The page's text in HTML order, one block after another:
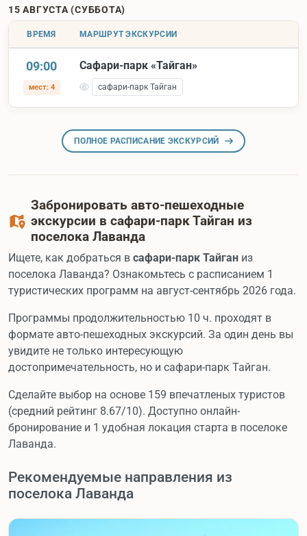
15 АВГУСТА (СУББОТА)
ВРЕМЯ МАРШРУТ ЭКСКУРСИИ
09:00
мест: 4
Сафари-парк «Тайган»
сафари-парк Тайган
ПОЛНОЕ РАСПИСАНИЕ ЭКСКУРСИЙ
Забронировать авто-пешеходные
экскурсии в сафари-парк Тайган из
поселока Лаванда
Ищете, как добраться в сафари-парк Тайган из
поселока Лаванда? Ознакомьтесь с расписанием 1
туристических программ на август-сентябрь 2026 года.
Программы продолжительностью 10 ч. проходят в
формате авто-пешеходных экскурсий. За один день вы
увидите не только интересующую
достопримечательность, но и сафари-парк Тайган.
Сделайте выбор на основе 159 впечатленых туристов
(средний рейтинг 8.67/10). Доступно онлайн-
бронирование и 1 удобная локация старта в поселоке
Лаванда.
Рекомендуемые направления из
поселока Лаванда